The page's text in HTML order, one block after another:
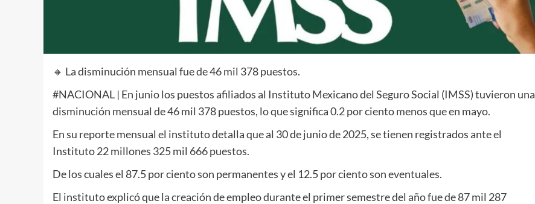
🔸 La disminución mensual fue de 46 mil 378 puestos.
#NACIONAL | En junio los puestos afiliados al Instituto Mexicano del Seguro Social (IMSS) tuvieron una
disminución mensual de 46 mil 378 puestos, lo que significa 0.2 por ciento menos que en mayo.
En su reporte mensual el instituto detalla que al 30 de junio de 2025, se tienen registrados ante el
Instituto 22 millones 325 mil 666 puestos.
De los cuales el 87.5 por ciento son permanentes y el 12.5 por ciento son eventuales.
El instituto explicó que la creación de empleo durante el primer semestre del año fue de 87 mil 287